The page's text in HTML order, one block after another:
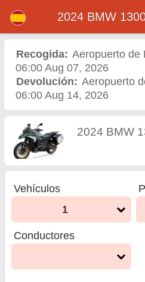
2024 BMW
HP - Alquiler
Aeropuerto
Otopeni
2024 BMW
Recogida:
06:00 Aug 07, 2026
Devolución:
06:00 Aug 14, 2026
2024 BMW
Vehículos
1
Conductores